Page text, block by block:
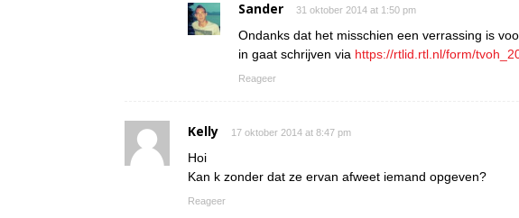
Sander 31 oktober 2014 at 1:50 pm
Ondanks dat het misschien een verrassing is
in gaat schrijven via https://rtlid.rtl.nl/form/
Reageer
Kelly 17 oktober 2014 at 8:47 pm
Hoi
Kan k zonder dat ze ervan afweet iemand opgeven?
Reageer